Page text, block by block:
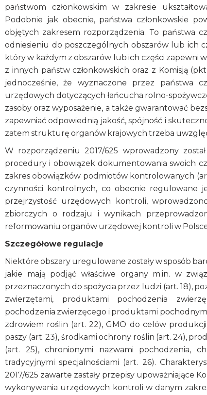
państwom członkowskim w zakresie
Podobnie jak obecnie, państwa członkowskie
objętych zakresem rozporządzenia. To państwa
odniesieniu do poszczególnych obszarów lub ich
który w każdym z obszarów lub ich części zapewni
z innych państw członkowskich oraz z Komisją
jednocześnie, że wyznaczone przez państwa
urzędowych dotyczących łańcucha rolno-
zasoby oraz wyposażenie, a także gwarantować
zapewniać odpowiednią jakość, spójność i
zatem strukturę organów krajowych trzeba
W rozporządzeniu 2017/625 wprowadzony
procedury i obowiązek dokumentowania swoich
zakres obowiązków podmiotów kontrolowanych
czynności kontrolnych, co obecnie regulowane
przejrzystość urzędowych kontroli,
zbiorczych o rodzaju i wynikach
reformowaniu organów urzędowej kontroli w
Szczegółowe regulacje
Niektóre obszary uregulowane zostały w sposób
jakie mają podjąć właściwe organy m.in. w
przeznaczonych do spożycia przez ludzi (art. 18),
zwierzętami, produktami pochodzenia
pochodzenia zwierzęcego i produktami
zdrowiem roślin (art. 22), GMO do celów
paszy (art. 23), środkami ochrony roślin (art. 24),
(art. 25), chronionymi nazwami pochodzenia,
tradycyjnymi specjalnościami (art. 26).
2017/625 zawarte zastały przepisy upoważniające
wykonywania urzędowych kontroli w danym